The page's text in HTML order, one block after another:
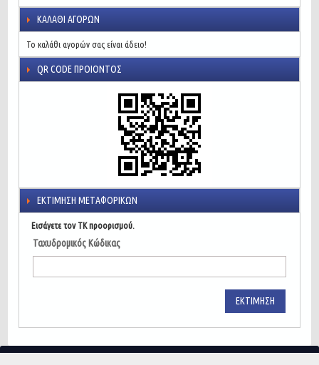
ΚΑΛΆΘΙ ΑΓΟΡΏΝ
Το καλάθι αγορών σας είναι άδειο!
QR CODE ΠΡΟΙΌΝΤΟΣ
ΕΚΤΊΜΗΣΗ ΜΕΤΑΦΟΡΙΚΏΝ
Εισάγετε τον ΤΚ προορισμού.
Ταχυδρομικός Κώδικας
ΕΚΤΊΜΗΣΗ